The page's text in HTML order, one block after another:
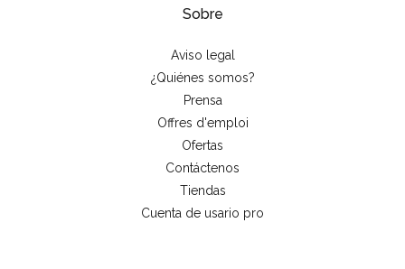
Sobre
Aviso legal
¿Quiénes somos?
Prensa
Offres d'emploi
Ofertas
Contáctenos
Tiendas
Cuenta de usario pro